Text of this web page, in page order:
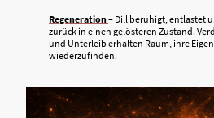
Regeneration– Dill beruhigt, entlastet
zurück in einen gelösteren Zustand.
und Unterleib erhalten Raum, ihre
wiederzufinden.